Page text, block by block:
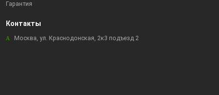
Гарантия
Контакты
Москва, ул. Краснодонская, 2к3 подъезд 2